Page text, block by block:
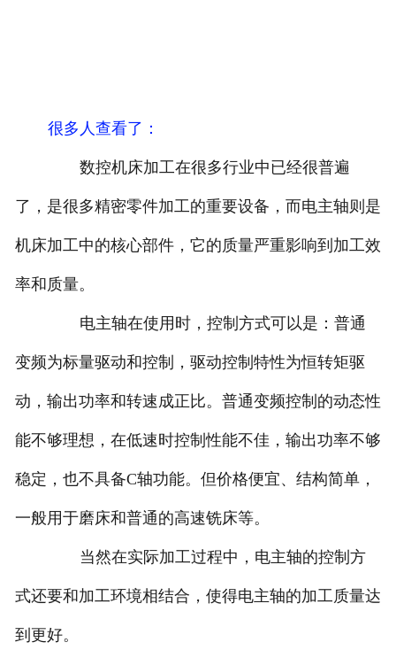
很多人查看了 ：
数控机床加工在很多行业中已经很普遍
了，是很多精密零件加工的重要设备，而电主轴则是
机床加工中的核心部件，它的质量严重影响到加工效
率和质量。
电主轴在使用时，控制方式可以是：普通
变频为标量驱动和控制，驱动控制特性为恒转矩驱
动，输出功率和转速成正比。普通变频控制的动态性
能不够理想，在低速时控制性能不佳，输出功率不够
稳定，也不具备C轴功能。但价格便宜、结构简单，
一般用于磨床和普通的高速铣床等。
当然在实际加工过程中，电主轴的控制方
式还要和加工环境相结合，使得电主轴的加工质量达
到更好。